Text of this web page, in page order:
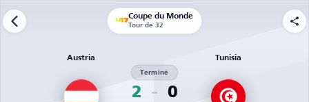
Coupe du Monde
Tour de 32
Austria
2
Terminé
0
Tunisia